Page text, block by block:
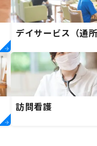
デイサービス（通所
訪問看護